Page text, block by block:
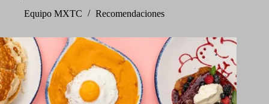
Equipo MXTC
Recomendaciones